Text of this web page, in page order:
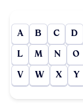
A B C D
L M N O
V W X Y